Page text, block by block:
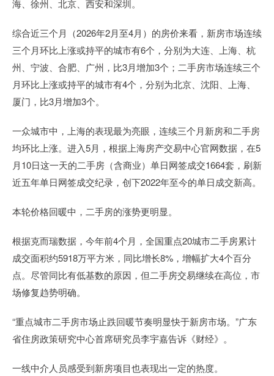
海、徐州、北京、西安和深圳。
综合近三个月（2026年2月至4月）的房价来看，新房市场连续
三个月环比上涨或持平的城市有6个，分别为大连、上海、杭
州、宁波、合肥、广州，比3月增加3个；二手房市场连续三个
月环比上涨或持平的城市有4个，分别为北京、沈阳、上海、
厦门，比3月增加3个。
一众城市中，上海的表现最为亮眼，连续三个月新房和二手房
均环比上涨。进入5月，根据上海房产交易中心官网数据，在5
月10日这一天的二手房（含商业）单日网签成交1664套，刷新
近五年单日网签成交纪录，创下2022年至今的单日成交新高。
本轮价格回暖中，二手房的涨势更明显。
根据克而瑞数据，今年前4个月，全国重点20城市二手房累计
成交面积约5918万平方米，同比增长8%，增幅扩大4个百分
点。尽管同比有低基数的原因，但二手房交易继续在高位，市
场修复趋势明确。
“重点城市二手房市场止跌回暖节奏明显快于新房市场。”广东
省住房政策研究中心首席研究员李宇嘉告诉《财经》。
一线中介人员感受到新房项目也表现出一定的热度。